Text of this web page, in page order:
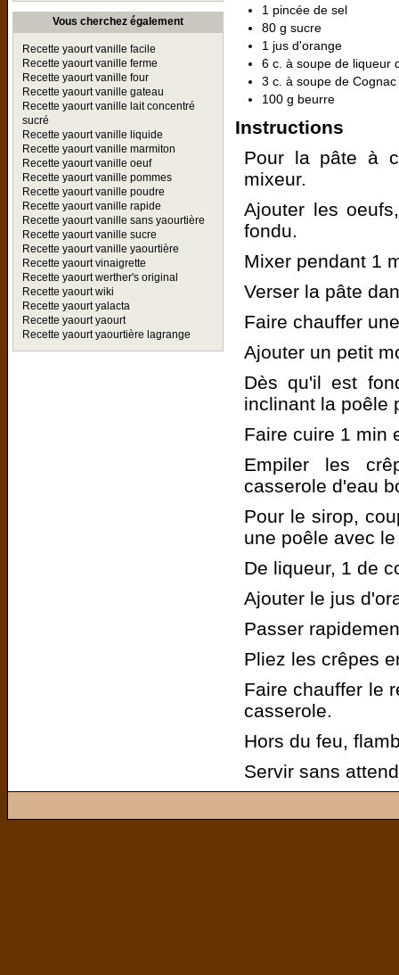
Vous cherchez également
Recette yaourt vanille facile
Recette yaourt vanille ferme
Recette yaourt vanille four
Recette yaourt vanille gateau
Recette yaourt vanille lait concentré
sucré
Recette yaourt vanille liquide
Recette yaourt vanille marmiton
Recette yaourt vanille oeuf
Recette yaourt vanille pommes
Recette yaourt vanille poudre
Recette yaourt vanille rapide
Recette yaourt vanille sans yaourtière
Recette yaourt vanille sucre
Recette yaourt vanille yaourtière
Recette yaourt vinaigrette
Recette yaourt werther's original
Recette yaourt wiki
Recette yaourt yalacta
Recette yaourt yaourt
Recette yaourt yaourtière lagrange
1 pincée de sel
80 g sucre
1 jus d'orange
6 c. à soupe de liqueur
3 c. à soupe de Cognac
100 g beurre
Instructions
Pour la pâte à
mixeur.
Ajouter les
fondu.
Mixer pendant 1
Verser la pâte
Faire chauffer
Ajouter un petit
Dès qu'il est
inclinant la poêle
Faire cuire 1 min
Empiler les
casserole d'eau
Pour le sirop,
une poêle avec
De liqueur, 1 de
Ajouter le jus
Passer
Pliez les crêpes
Faire chauffer le
casserole.
Hors du feu,
Servir sans